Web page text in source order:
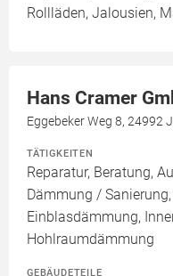
Rollläden, Jalousien,
Hans Cramer
Eggebeker Weg 8, 24992
TÄTIGKEITEN
Reparatur, Beratung,
Dämmung /
Einblasdämmung,
Hohlraumdämmung
GEBÄUDETEILE